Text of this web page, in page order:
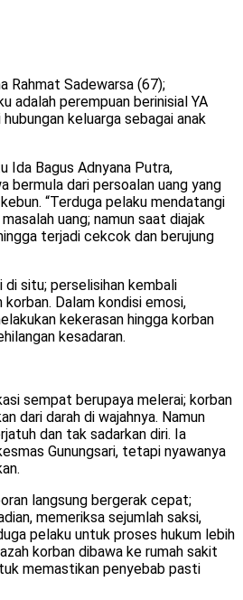
Rahmat Sadewarsa (67);
adalah perempuan berinisial YA
keluarga sebagai anak
Ida Bagus Adnyana Putra,
bermula dari persoalan uang yang
“Terduga pelaku mendatangi
uang; namun saat diajak
terjadi cekcok dan berujung
situ; perselisihan kembali
Dalam kondisi emosi,
kekerasan hingga korban
kesadaran.
sempat berupaya melerai; korban
dari darah di wajahnya. Namun
dan tak sadarkan diri. Ia
Gunungsari, tetapi nyawanya
langsung bergerak cepat;
memeriksa sejumlah saksi,
pelaku untuk proses hukum lebih
korban dibawa ke rumah sakit
memastikan penyebab pasti